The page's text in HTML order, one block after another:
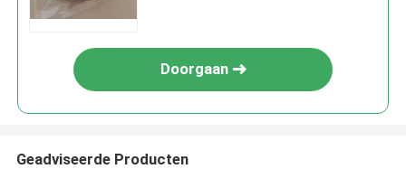
Doorgaan
Geadviseerde Producten